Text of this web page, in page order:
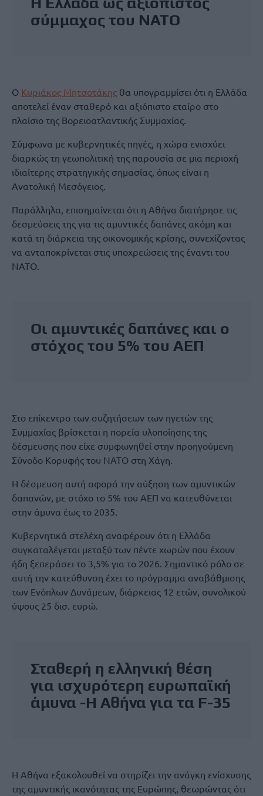
σύμμαχος του ΝΑΤΟ
Ο Κυριάκος Μητσοτάκης θα υπογραμμίσει ότι η Ελλάδα
αποτελεί έναν σταθερό και αξιόπιστο εταίρο στο
πλαίσιο της Βορειοατλαντικής Συμμαχίας.
Σύμφωνα με κυβερνητικές πηγές, η χώρα ενισχύει
διαρκώς τη γεωπολιτική της παρουσία σε μια περιοχή
ιδιαίτερης στρατηγικής σημασίας, όπως είναι η
Ανατολική Μεσόγειος.
Παράλληλα, επισημαίνεται ότι η Αθήνα διατήρησε τις
δεσμεύσεις της για τις αμυντικές δαπάνες ακόμη και
κατά τη διάρκεια της οικονομικής κρίσης, συνεχίζοντας
να ανταποκρίνεται στις υποχρεώσεις της έναντι του
ΝΑΤΟ.
Οι αμυντικές δαπάνες και ο
στόχος του 5% του ΑΕΠ
Στο επίκεντρο των συζητήσεων των ηγετών της
Συμμαχίας βρίσκεται η πορεία υλοποίησης της
δέσμευσης που είχε συμφωνηθεί στην προηγούμενη
Σύνοδο Κορυφής του ΝΑΤΟ στη Χάγη.
Η δέσμευση αυτή αφορά την αύξηση των αμυντικών
δαπανών, με στόχο το 5% του ΑΕΠ να κατευθύνεται
στην άμυνα έως το 2035.
Κυβερνητικά στελέχη αναφέρουν ότι η Ελλάδα
συγκαταλέγεται μεταξύ των πέντε χωρών που έχουν
ήδη ξεπεράσει το 3,5% για το 2026. Σημαντικό ρόλο σε
αυτή την κατεύθυνση έχει το πρόγραμμα αναβάθμισης
των Ενόπλων Δυνάμεων, διάρκειας 12 ετών, συνολικού
ύψους 25 δισ. ευρώ.
Σταθερή η ελληνική θέση
για ισχυρότερη ευρωπαϊκή
άμυνα -Η Αθήνα για τα F-35
Η Αθήνα εξακολουθεί να στηρίζει την ανάγκη ενίσχυσης
της αμυντικής ικανότητας της Ευρώπης, θεωρώντας ότι